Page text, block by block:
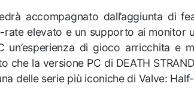
accompagnato dall’aggiunta di
rate elevato e un supporto ai monitor
un’esperienza di gioco arricchita e
che la versione PC di DEATH
delle serie più iconiche di Valve: